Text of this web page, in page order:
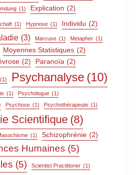
(1) Explication (2)
(1) Hypnose (1) Individu (2)
(3) Marcuse (1) Metapher (1)
Moyennes Statistiques (2)
(2) Paranoïa (2)
(1) Psychanalyse (10)
(1) Psychologue (1)
Psychose (1) Psychothérapeute (1)
Scientifique (8)
(1) Schizophrénie (2)
Humaines (5)
(5) Scientist Practitioner (1)